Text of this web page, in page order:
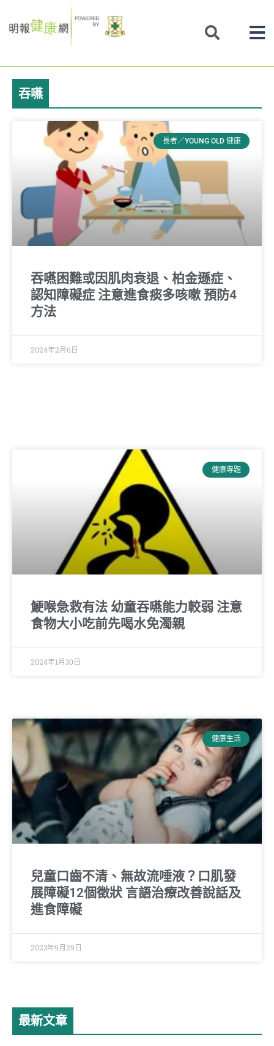
to
吞嚥
長者／YOUNG OLD 健康
吞嚥困難或因肌肉衰退、柏金遜症、
認知障礙症 注意進食痰多咳嗽 預防4
方法
2024年2月6日
健康專題
鯁喉急救有法 幼童吞嚥能力較弱 注意
食物大小吃前先喝水免濁親
2024年1月30日
健康生活
兒童口齒不清、無故流唾液？口肌發
展障礙12個徵狀 言語治療改善說話及
進食障礙
2023年9月29日
最新文章